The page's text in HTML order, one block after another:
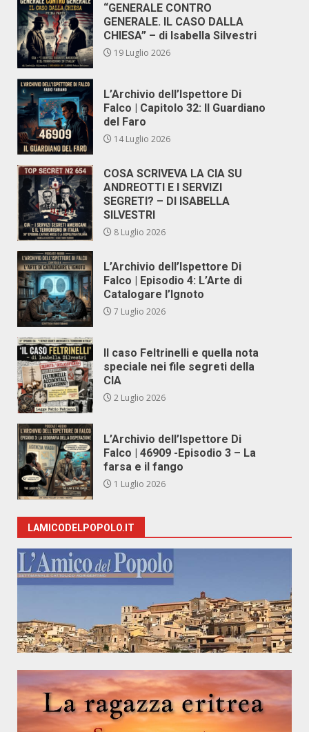
“GENERALE CONTRO
GENERALE. IL CASO DALLA
CHIESA” – di Isabella Silvestri
19 Luglio 2026
L’Archivio dell’Ispettore Di
Falco | Capitolo 32: Il Guardiano
del Faro
14 Luglio 2026
COSA SCRIVEVA LA CIA SU
ANDREOTTI E I SERVIZI
SEGRETI? – DI ISABELLA
SILVESTRI
8 Luglio 2026
L’Archivio dell’Ispettore Di
Falco | Episodio 4: L’Arte di
Catalogare l’Ignoto
7 Luglio 2026
Il caso Feltrinelli e quella nota
speciale nei file segreti della
CIA
2 Luglio 2026
L’Archivio dell’Ispettore Di
Falco | 46909 -Episodio 3 – La
farsa e il fango
1 Luglio 2026
LAMICODELPOPOLO.IT